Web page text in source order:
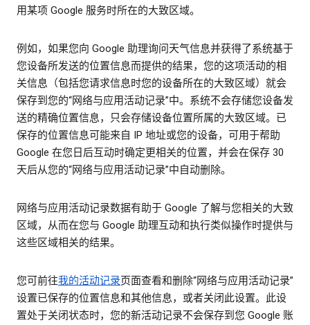
用某项 Google 服务时所在的大致区域。
例如，如果您向 Google 助理询问天气信息并获得了系统基于
您设备所发送的位置信息而提供的结果，您的这项活动的相
关信息（包括您请求信息时您的设备所在的大致区域）就会
保存到您的“网络与应用活动记录”中。系统不会存储您设备发
送的精确位置信息，只会存储设备位置所属的大致区域。已
保存的位置信息可能来自 IP 地址或您的设备，可用于帮助
Google 在您日后互动时确定更相关的位置，并会在保存 30
天后从您的“网络与应用活动记录”中自动删除。
网络与应用活动记录数据有助于 Google 了解与您相关的大致
区域，从而在您与 Google 助理互动和执行类似操作时提供与
这些区域相关的结果。
您可前往我的活动记录页面查看和删除“网络与应用活动记录”
设置已保存的位置信息和其他信息，或者关闭此设置。此设
置处于关闭状态时，您的新活动记录不会保存到您 Google 账